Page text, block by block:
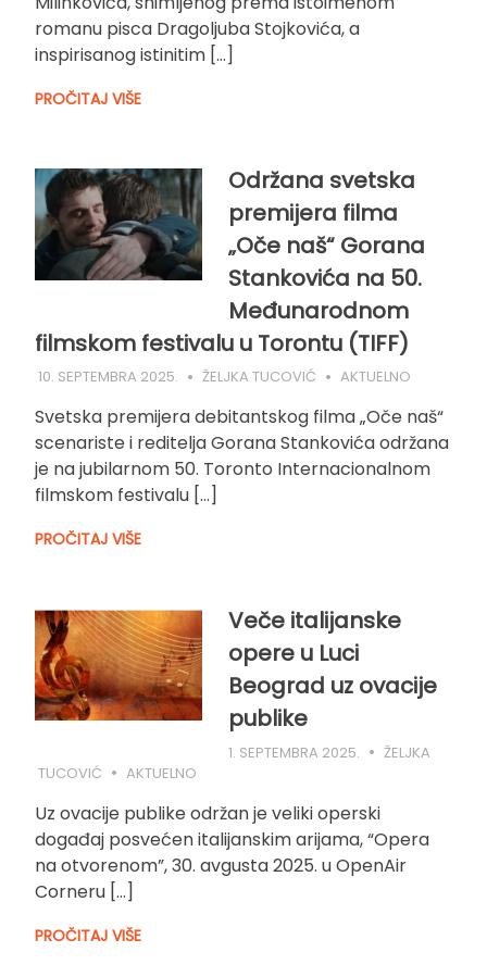
romanu pisca Dragoljuba Stojkovića, a
inspirisanog istinitim […]
PROČITAJ VIŠE
Održana svetska
premijera filma
„Oče naš“ Gorana
Stankovića na 50.
Međunarodnom
filmskom festivalu u Torontu (TIFF)
10. SEPTEMBRA 2025. ŽELJKA TUCOVIĆ AKTUELNO
Svetska premijera debitantskog filma „Oče naš“
scenariste i reditelja Gorana Stankovića održana
je na jubilarnom 50. Toronto Internacionalnom
filmskom festivalu […]
PROČITAJ VIŠE
Veče italijanske
opere u Luci
Beograd uz ovacije
publike
1. SEPTEMBRA 2025.
ŽELJKA
TUCOVIĆ
AKTUELNO
Uz ovacije publike održan je veliki operski
događaj posvećen italijanskim arijama, “Opera
na otvorenom”, 30. avgusta 2025. u OpenAir
Corneru […]
PROČITAJ VIŠE